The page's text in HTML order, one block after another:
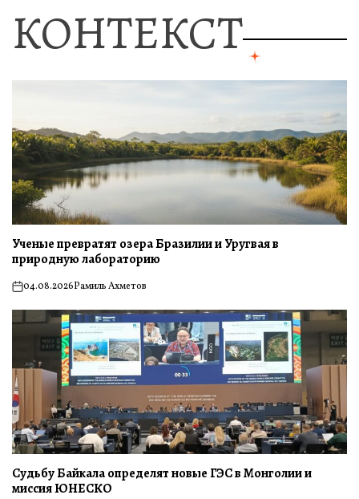
КОНТЕКСТ
Ученые превратят озера Бразилии и Уругвая в
природную лабораторию
on04.08.2026Рамиль Ахметов
Судьбу Байкала определят новые ГЭС в Монголии и
миссия ЮНЕСКО